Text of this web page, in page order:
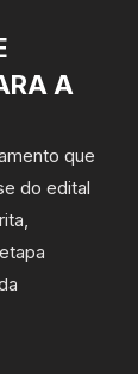
A
que
do edital